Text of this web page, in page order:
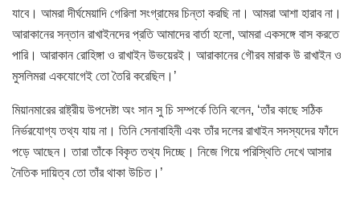
যাবে। আমরা দীর্ঘমেয়াদি গেরিলা সংগ্রামের চিন্তা করছি না। আমরা আশা হারাব না।
আরাকানের সন্তান রাখাইনদের প্রতি আমাদের বার্তা হলো, আমরা একসঙ্গে বাস করতে
পারি। আরাকান রোহিঙ্গা ও রাখাইন উভয়েরই। আরাকানের গৌরব মারাক উ রাখাইন ও
মুসলিমরা একযোগেই তো তৈরি করেছিল।’
মিয়ানমারের রাষ্ট্রীয় উপদেষ্টা অং সান সু চি সম্পর্কে তিনি বলেন, ‘তাঁর কাছে সঠিক
নির্ভরযোগ্য তথ্য যায় না। তিনি সেনাবাহিনী এবং তাঁর দলের রাখাইন সদস্যদের ফাঁদে
পড়ে আছেন। তারা তাঁকে বিকৃত তথ্য দিচ্ছে। নিজে গিয়ে পরিস্থিতি দেখে আসার
নৈতিক দায়িত্ব তো তাঁর থাকা উচিত।’